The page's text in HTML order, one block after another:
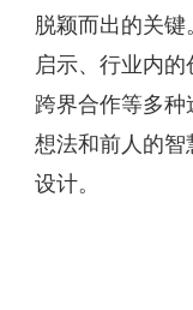
脱颖而出的关
启示、行业内
跨界合作等多
想法和前人的智
设计。